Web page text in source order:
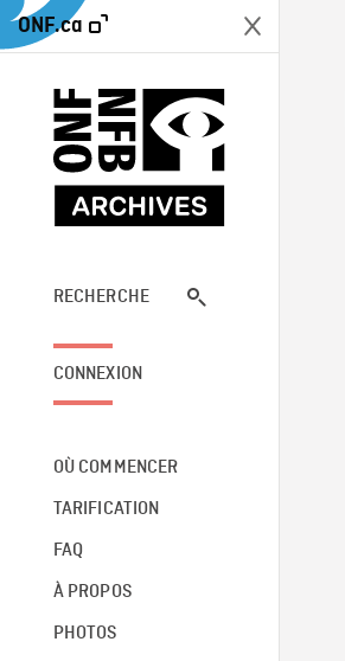
ONF.ca
RECHERCHE
CONNEXION
OÙ COMMENCER
TARIFICATION
FAQ
À PROPOS
PHOTOS